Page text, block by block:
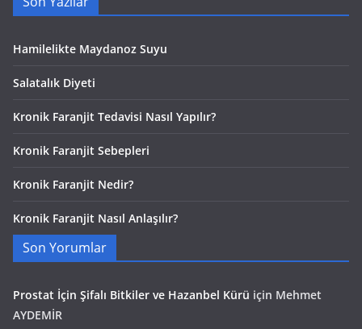
Hamilelikte Maydanoz Suyu
Salatalık Diyeti
Kronik Faranjit Tedavisi Nasıl Yapılır?
Kronik Faranjit Sebepleri
Kronik Faranjit Nedir?
Kronik Faranjit Nasıl Anlaşılır?
Son Yorumlar
Prostat İçin Şifalı Bitkiler ve Hazanbel Kürü için Mehmet
AYDEMİR